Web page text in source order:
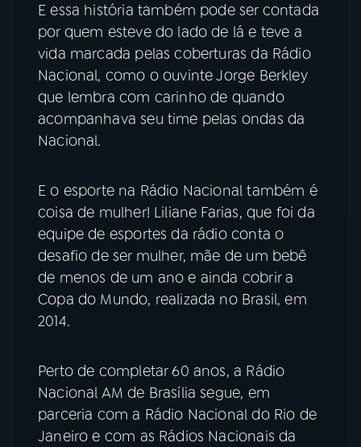
E essa história também pode ser contada
por quem esteve do lado de lá e teve a
vida marcada pelas coberturas da Rádio
Nacional, como o ouvinte Jorge Berkley
que lembra com carinho de quando
acompanhava seu time pelas ondas da
Nacional.
E o esporte na Rádio Nacional também é
coisa de mulher! Liliane Farias, que foi da
equipe de esportes da rádio conta o
desafio de ser mulher, mãe de um bebê
de menos de um ano e ainda cobrir a
Copa do Mundo, realizada no Brasil, em
2014.
Perto de completar 60 anos, a Rádio
Nacional AM de Brasília segue, em
parceria com a Rádio Nacional do Rio de
Janeiro e com as Rádios Nacionais da